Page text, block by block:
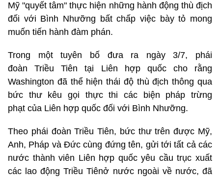
Mỹ "quyết tâm" thực hiện những hành động thù địch
đối với Bình Nhưỡng bất chấp việc bày tỏ mong
muốn tiến hành đàm phán.
Trong một tuyên bố đưa ra ngày 3/7, phái
đoàn Triều Tiên tại Liên hợp quốc cho rằng
Washington đã thể hiện thái độ thù địch thông qua
bức thư kêu gọi thực thi các biện pháp trừng
phạt của Liên hợp quốc đối với Bình Nhưỡng.
Theo phái đoàn Triều Tiên, bức thư trên được Mỹ,
Anh, Pháp và Đức cùng đứng tên, gửi tới tất cả các
nước thành viên Liên hợp quốc yêu cầu trục xuất
các lao động Triều Tiênở nước ngoài về nước, đã